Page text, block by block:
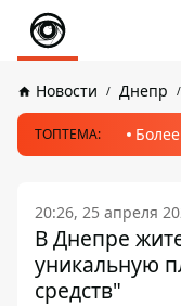
Новости Днепр
ТОПТЕМА:
20:26, 25 апреля
В Днепре
уникальную
средств"